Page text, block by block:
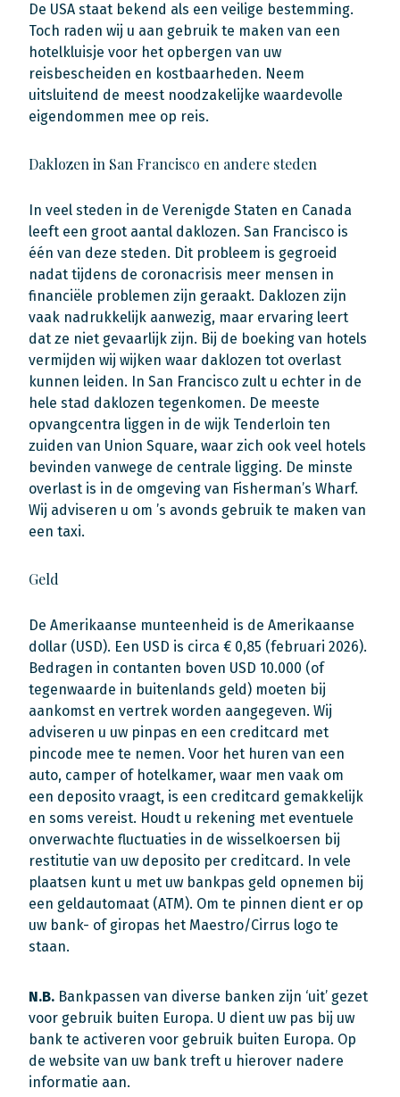
De USA staat bekend als een veilige bestemming.
Toch raden wij u aan gebruik te maken van een
hotelkluisje voor het opbergen van uw
reisbescheiden en kostbaarheden. Neem
uitsluitend de meest noodzakelijke waardevolle
eigendommen mee op reis.
Daklozen in San Francisco en andere steden
In veel steden in de Verenigde Staten en Canada
leeft een groot aantal daklozen. San Francisco is
één van deze steden. Dit probleem is gegroeid
nadat tijdens de coronacrisis meer mensen in
financiële problemen zijn geraakt. Daklozen zijn
vaak nadrukkelijk aanwezig, maar ervaring leert
dat ze niet gevaarlijk zijn. Bij de boeking van hotels
vermijden wij wijken waar daklozen tot overlast
kunnen leiden. In San Francisco zult u echter in de
hele stad daklozen tegenkomen. De meeste
opvangcentra liggen in de wijk Tenderloin ten
zuiden van Union Square, waar zich ook veel hotels
bevinden vanwege de centrale ligging. De minste
overlast is in de omgeving van Fisherman’s Wharf.
Wij adviseren u om ’s avonds gebruik te maken van
een taxi.
Geld
De Amerikaanse munteenheid is de Amerikaanse
dollar (USD). Een USD is circa € 0,85 (februari 2026).
Bedragen in contanten boven USD 10.000 (of
tegenwaarde in buitenlands geld) moeten bij
aankomst en vertrek worden aangegeven. Wij
adviseren u uw pinpas en een creditcard met
pincode mee te nemen. Voor het huren van een
auto, camper of hotelkamer, waar men vaak om
een deposito vraagt, is een creditcard gemakkelijk
en soms vereist. Houdt u rekening met eventuele
onverwachte fluctuaties in de wisselkoersen bij
restitutie van uw deposito per creditcard. In vele
plaatsen kunt u met uw bankpas geld opnemen bij
een geldautomaat (ATM). Om te pinnen dient er op
uw bank- of giropas het Maestro/Cirrus logo te
staan.
N.B. Bankpassen van diverse banken zijn ‘uit’ gezet
voor gebruik buiten Europa. U dient uw pas bij uw
bank te activeren voor gebruik buiten Europa. Op
de website van uw bank treft u hierover nadere
informatie aan.